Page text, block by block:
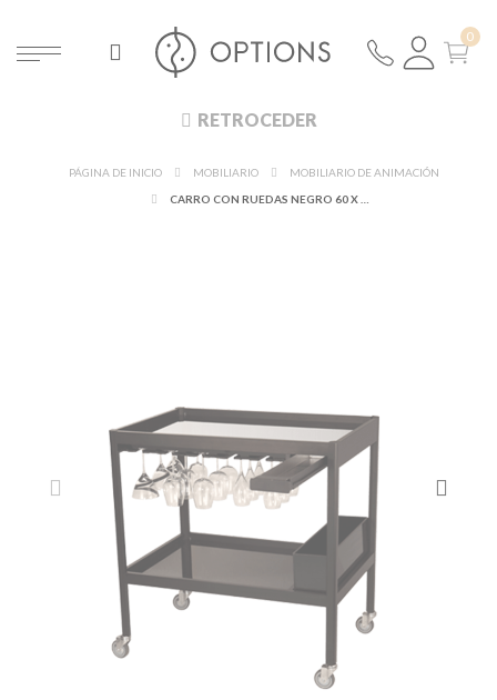
RETROCEDER
PÁGINA DE INICIO MOBILIARIO
MOBILIARIO DE ANIMACIÓN